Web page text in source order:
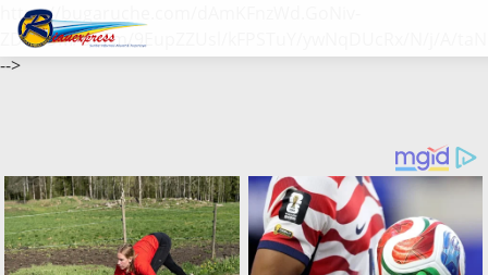
https://bugaruche.com/dAmKFnzWd.GoNiv-
ZDGvUM/DeFm/9EupZZUsl/kFPSTuY/ywNqDUcRx/N/j/A/
-->